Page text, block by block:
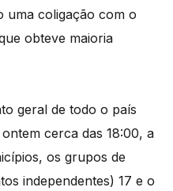
uma coligação com o
obteve maioria
geral de todo o país
cerca das 18:00, a
os grupos de
independentes) 17 e o